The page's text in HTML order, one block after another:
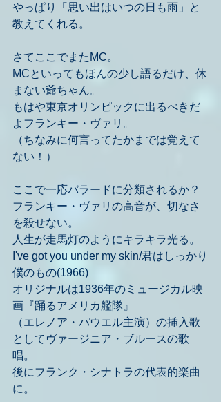
やっぱり「思い出はいつの日も雨」と
教えてくれる。
さてここでまたMC。
MCといってもほんの少し語るだけ、休
まない爺ちゃん。
もはや東京オリンピックに出るべきだ
よフランキー・ヴァリ。
（ちなみに何言ってたかまでは覚えて
ない！）
ここで一応バラードに分類されるか？
フランキー・ヴァリの高音が、切なさ
を殺せない。
人生が走馬灯のようにキラキラ光る。
I've got you under my skin/君はしっかり
僕のもの(1966)
オリジナルは1936年のミュージカル映
画『踊るアメリカ艦隊』
（エレノア・パウエル主演）の挿入歌
としてヴァージニア・ブルースの歌
唱。
後にフランク・シナトラの代表的楽曲
に。